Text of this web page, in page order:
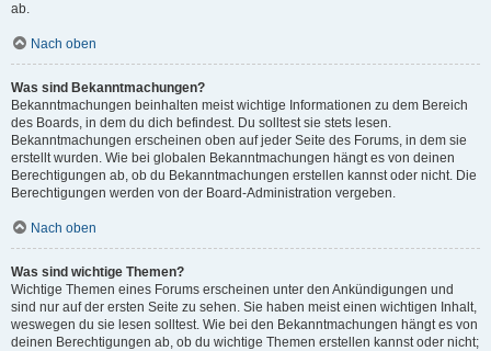
ab.
Nach oben
Was sind Bekanntmachungen?
Bekanntmachungen beinhalten meist wichtige Informationen zu dem Bereich
des Boards, in dem du dich befindest. Du solltest sie stets lesen.
Bekanntmachungen erscheinen oben auf jeder Seite des Forums, in dem sie
erstellt wurden. Wie bei globalen Bekanntmachungen hängt es von deinen
Berechtigungen ab, ob du Bekanntmachungen erstellen kannst oder nicht. Die
Berechtigungen werden von der Board-Administration vergeben.
Nach oben
Was sind wichtige Themen?
Wichtige Themen eines Forums erscheinen unter den Ankündigungen und
sind nur auf der ersten Seite zu sehen. Sie haben meist einen wichtigen Inhalt,
weswegen du sie lesen solltest. Wie bei den Bekanntmachungen hängt es von
deinen Berechtigungen ab, ob du wichtige Themen erstellen kannst oder nicht;